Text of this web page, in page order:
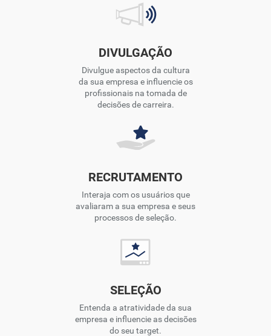
DIVULGAÇÃO
Divulgue aspectos da cultura
da sua empresa e influencie os
profissionais na tomada de
decisões de carreira.
RECRUTAMENTO
Interaja com os usuários que
avaliaram a sua empresa e seus
processos de seleção.
SELEÇÃO
Entenda a atratividade da sua
empresa e influencie as decisões
do seu target.